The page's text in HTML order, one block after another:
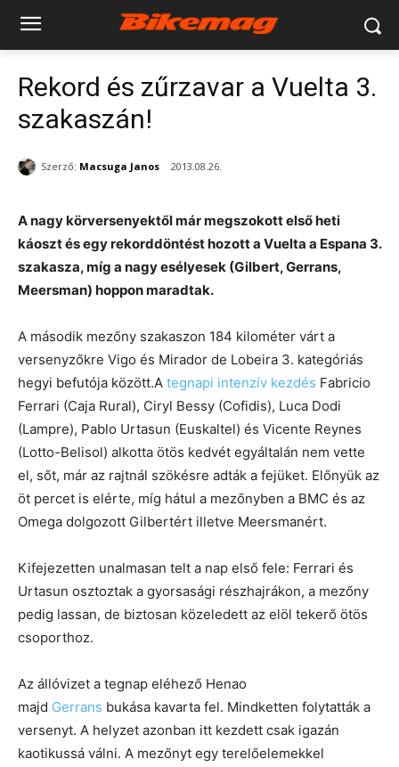
Rekord és zűrzavar a Vuelta 3.
szakaszán!
Szerző: Macsuga Janos 2013.08.26.
A nagy körversenyektől már megszokott első heti
káoszt és egy rekorddöntést hozott a Vuelta a Espana 3.
szakasza, míg a nagy esélyesek (Gilbert, Gerrans,
Meersman) hoppon maradtak.
A második mezőny szakaszon 184 kilométer várt a
versenyzőkre Vigo és Mirador de Lobeira 3. kategóriás
hegyi befutója között.A tegnapi intenzív kezdés Fabricio
Ferrari (Caja Rural), Ciryl Bessy (Cofidis), Luca Dodi
(Lampre), Pablo Urtasun (Euskaltel) és Vicente Reynes
(Lotto-Belisol) alkotta ötös kedvét egyáltalán nem vette
el, sőt, már az rajtnál szökésre adták a fejüket. Előnyük az
öt percet is elérte, míg hátul a mezőnyben a BMC és az
Omega dolgozott Gilbertért illetve Meersmanért.
Kifejezetten unalmasan telt a nap első fele: Ferrari és
Urtasun osztoztak a gyorsasági részhajrákon, a mezőny
pedig lassan, de biztosan közeledett az elöl tekerő ötös
csoporthoz.
Az állóvizet a tegnap eléhező Henao
majd Gerrans bukása kavarta fel. Mindketten folytatták a
versenyt. A helyzet azonban itt kezdett csak igazán
kaotikussá válni. A mezőnyt egy terelőelemekkel